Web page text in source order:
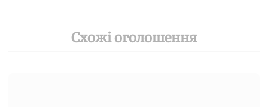
Схожі оголошення